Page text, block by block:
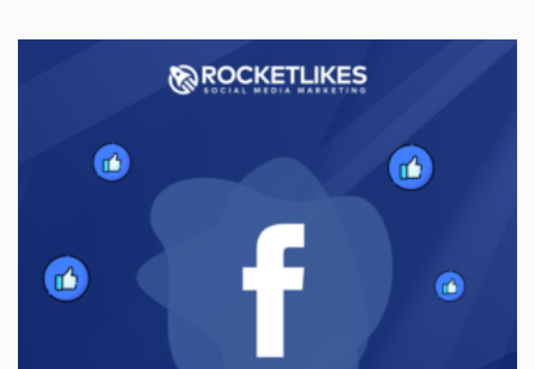
initial
était :
151,99€.
actuel
est :
135,00€.